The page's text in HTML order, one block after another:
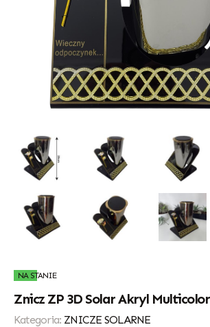
NA STANIE
Znicz ZP 3D Solar Akryl Multicolor
Kategoria: ZNICZE SOLARNE